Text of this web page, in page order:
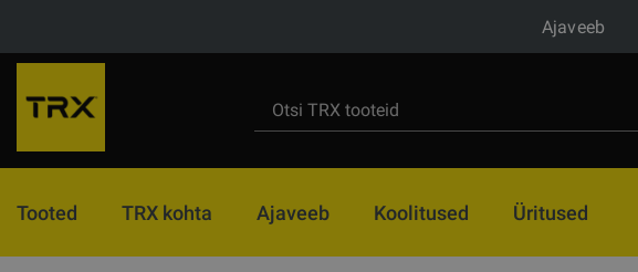
Ajaveeb
Tooted TRX kohta Ajaveeb Koolitused Üritused